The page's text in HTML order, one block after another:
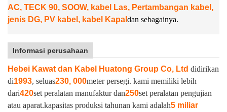
AC, TECK 90, SOOW, kabel Las, Pertambangan kabel,
jenis DG, PV kabel, kabel Kapal dan sebagainya.
Informasi perusahaan
Hebei Kawat dan Kabel Huatong Group Co, Ltd didirikan
di1993, seluas230, 000meter persegi. kami memiliki lebih
dari420set peralatan manufaktur dan250set peralatan pengujian
atau aparat.kapasitas produksi tahunan kami adalah5 miliar